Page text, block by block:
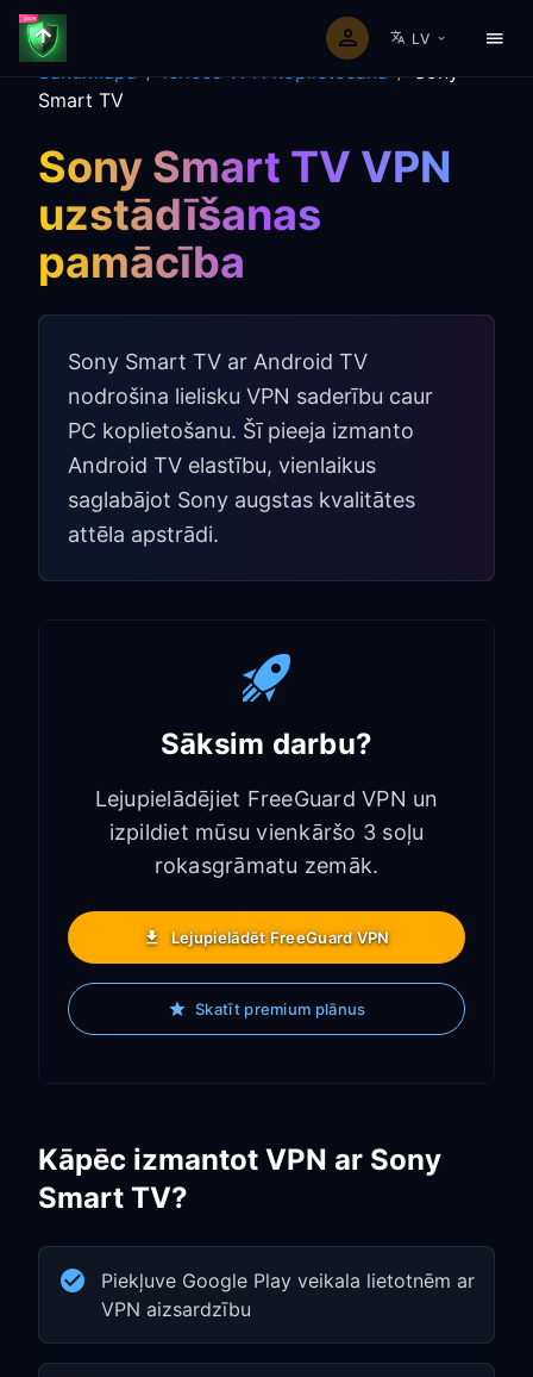
LV
Sākumlapa / Ierīces VPN koplietošana /
Sony
Smart TV
Sony Smart TV VPN
uzstādīšanas
pamācība
Sony Smart TV ar Android TV
nodrošina lielisku VPN saderību caur
PC koplietošanu. Šī pieeja izmanto
Android TV elastību, vienlaikus
saglabājot Sony augstas kvalitātes
attēla apstrādi.
Sāksim darbu?
Lejupielādējiet FreeGuard VPN un
izpildiet mūsu vienkāršo 3 soļu
rokasgrāmatu zemāk.
Lejupielādēt FreeGuard VPN
Skatīt premium plānus
Kāpēc izmantot VPN ar Sony
Smart TV?
Piekļuve Google Play veikala lietotnēm ar
VPN aizsardzību